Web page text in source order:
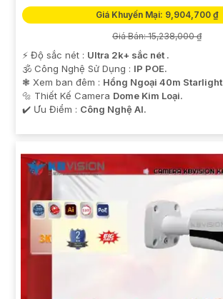
Giá Khuyến Mại: 9,904,700 ₫
Giá Bán: 15,238,000 ₫
️⚡ Độ sắc nét : Ultra 2k+ sắc nét .
🕉️ Công Nghệ Sử Dụng : IP POE.
❃ Xem ban đêm : Hồng Ngoại 40m
🔩 Thiết Kế Camera Dome Kim Loại.
️✔️ Ưu Điểm : Công Nghệ AI.